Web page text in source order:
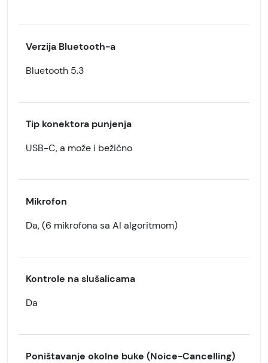
Verzija Bluetooth-a
Bluetooth 5.3
Tip konektora punjenja
USB-C, a može i bežično
Mikrofon
Da, (6 mikrofona sa AI algoritmom)
Kontrole na slušalicama
Da
Poništavanje okolne buke (Noice-Cancelling)